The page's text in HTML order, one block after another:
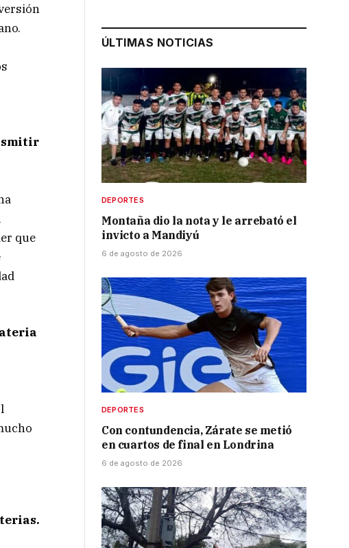
que
ÚLTIMAS NOTICIAS
DEPORTES
Montaña dio la nota y le arrebató el
invicto a Mandiyú
6 de agosto de 2026
DEPORTES
Con contundencia, Zárate se metió
en cuartos de final en Londrina
6 de agosto de 2026